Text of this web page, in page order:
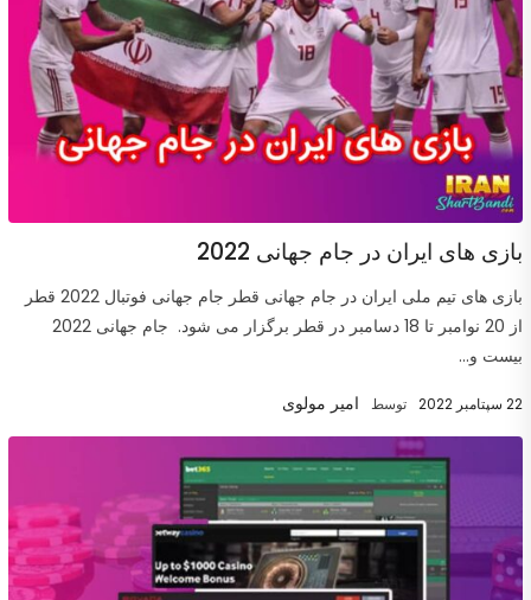
بازی های ایران در جام جهانی 2022
بازی های تیم ملی ایران در جام جهانی قطر جام جهانی فوتبال 2022 قطر
از 20 نوامبر تا 18 دسامبر در قطر برگزار می شود. جام جهانی 2022
بیست و...
22 سپتامبر 2022 توسط امیر مولوی